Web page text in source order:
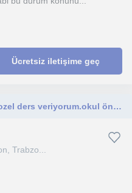
Ücretsiz iletişime geç
Cografya türkce tarih edebiyat ozel ders veriyorum.okul öncesi ögretmeniyim
Trabzo...